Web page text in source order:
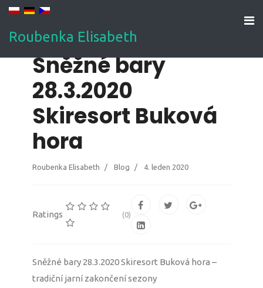
Roubenka Elisabeth
Sněžné bary
28.3.2020
Skiresort Buková
hora
Roubenka Elisabeth Blog 4. leden 2020
Ratings (0)
Sněžné bary 28.3.2020 Skiresort Buková hora –
tradiční jarní zakončení sezony